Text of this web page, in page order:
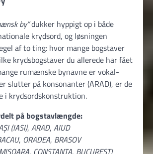
by”dukker hyppigt op i både
krydsord, og løsningen
af to ting: hvor mange bogstaver
krydsbogstaver du allerede har fået
rumænske bynavne er vokal-
slutter på konsonanter (ARAD), er de
krydsordskonstruktion.
på bogstavlængde:
(IASI), ARAD, AIUD
, ORADEA, BRASOV
, CONSTANTA, BUCURESTI